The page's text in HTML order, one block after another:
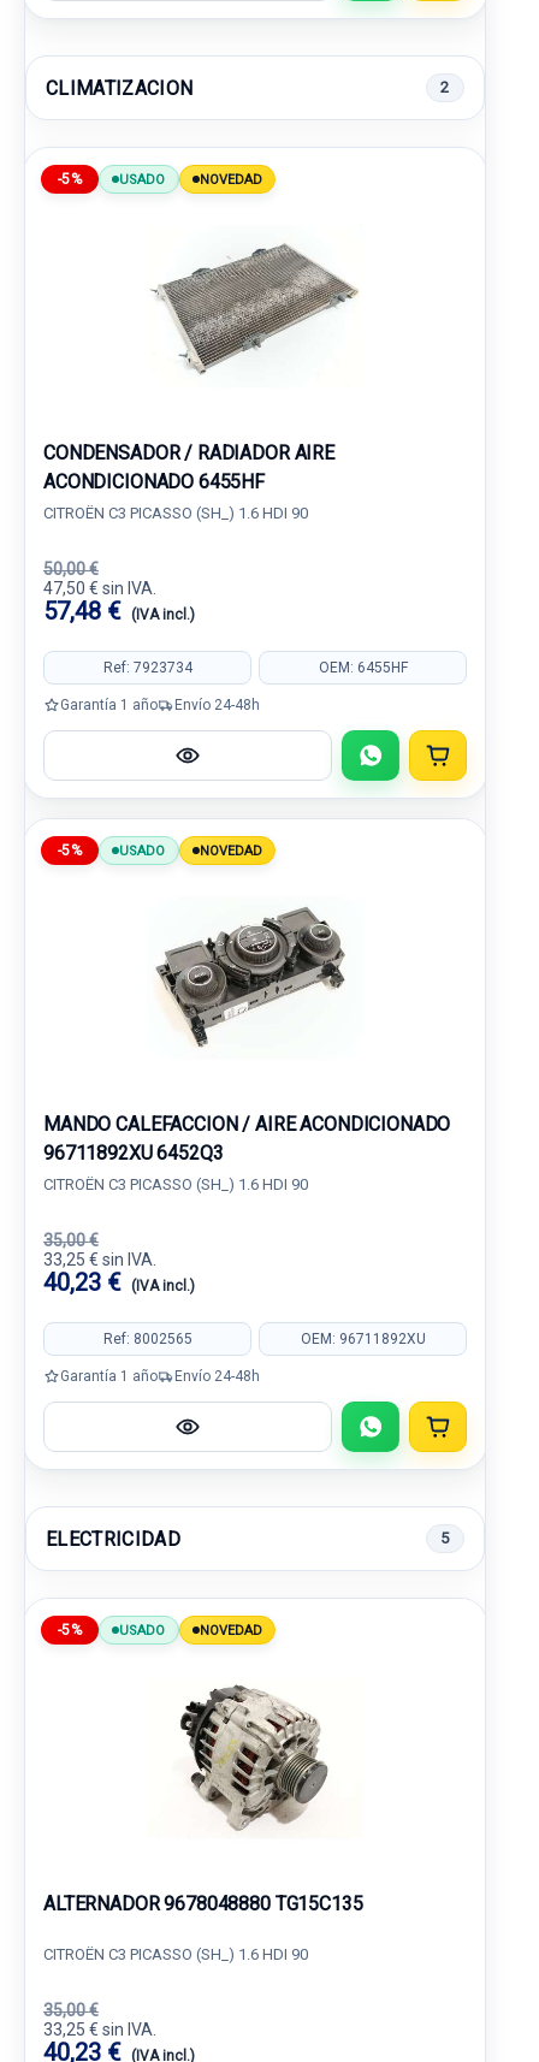
CLIMATIZACION 2
-5% USADO NOVEDAD
CONDENSADOR / RADIADOR AIRE
ACONDICIONADO 6455HF
CITROËN C3 PICASSO (SH_) 1.6 HDI 90
50,00 €
47,50 € sin IVA.
57,48 € (IVA incl.)
Ref: 7923734 OEM: 6455HF
Garantía 1 año Envío 24-48h
-5% USADO NOVEDAD
MANDO CALEFACCION / AIRE ACONDICIONADO
96711892XU 6452Q3
CITROËN C3 PICASSO (SH_) 1.6 HDI 90
35,00 €
33,25 € sin IVA.
40,23 € (IVA incl.)
Ref: 8002565 OEM: 96711892XU
Garantía 1 año Envío 24-48h
ELECTRICIDAD 5
-5% USADO NOVEDAD
ALTERNADOR 9678048880 TG15C135
CITROËN C3 PICASSO (SH_) 1.6 HDI 90
35,00 €
33,25 € sin IVA.
40,23 € (IVA incl.)